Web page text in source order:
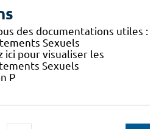
des documentations utiles :
Sexuels
ici pour visualiser les
Sexuels
P